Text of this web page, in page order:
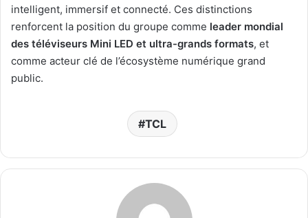
intelligent, immersif et connecté. Ces distinctions
renforcent la position du groupe comme leader mondial
des téléviseurs Mini LED et ultra-grands formats, et
comme acteur clé de l’écosystème numérique grand
public.
TCL